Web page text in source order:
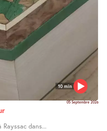
10 min
05 Septembre 2026
dans...